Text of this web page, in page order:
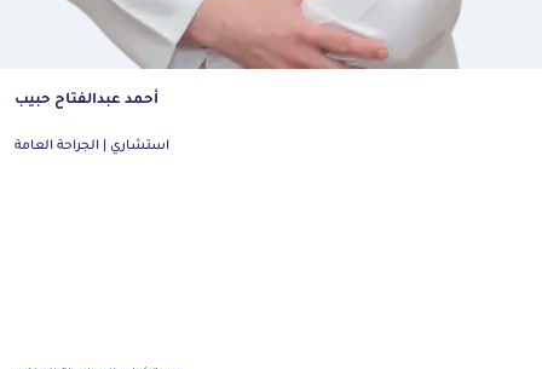
أحمد عبدالفتاح حبيب
استشاري | الجراحة العامة